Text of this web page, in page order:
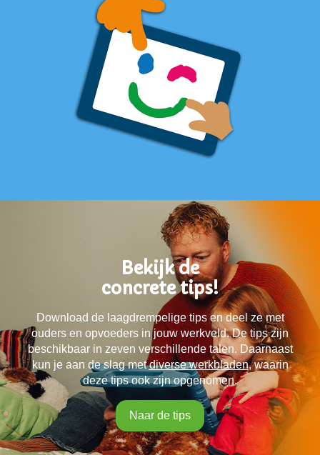
Bekijk de
concrete tips!
Download de laagdrempelige tips en deel ze met
ouders en opvoeders in jouw werkveld. De tips zijn
beschikbaar in zeven verschillende talen. Daarnaast
kun je aan de slag metdiverse werkbladen,waarin
deze tips ook zijn opgenomen.
Naar de tips